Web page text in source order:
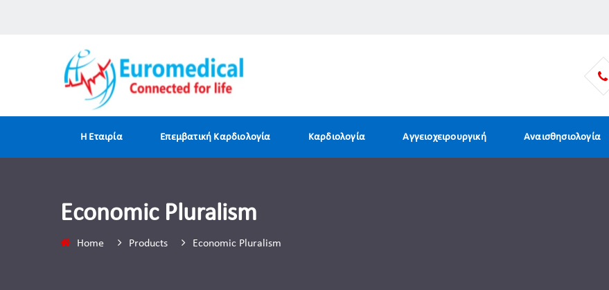
H Εταιρία Επεμβατική Καρδιολογία Καρδιολογία Αγγειοχειρουργική Αναισθησιολογία
Economic Pluralism
Home Products Economic Pluralism